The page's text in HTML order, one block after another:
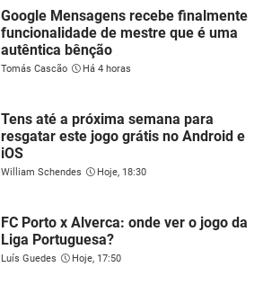
Google Mensagens recebe finalmente
funcionalidade de mestre que é uma
autêntica bênção
Tomás Cascão Há 4 horas
Tens até a próxima semana para
resgatar este jogo grátis no Android e
iOS
William Schendes Hoje, 18:30
FC Porto x Alverca: onde ver o jogo da
Liga Portuguesa?
Luís Guedes Hoje, 17:50